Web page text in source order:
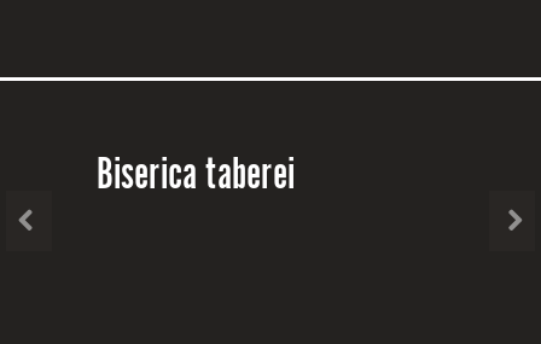
Biserica taberei